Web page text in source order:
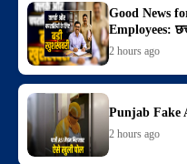
Good News
Employees:
2 hours ago
Punjab Fake
2 hours ago